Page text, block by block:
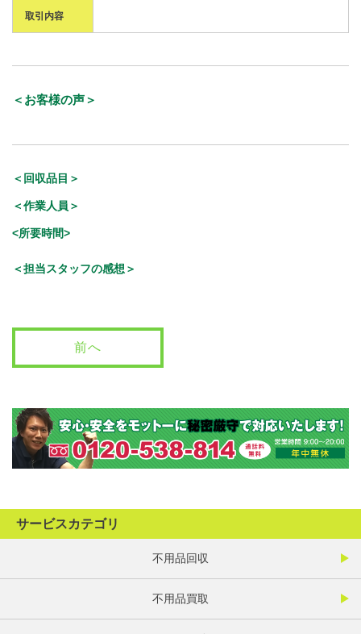
取引内容
＜お客様の声＞
＜回収品目＞
＜作業人員＞
<所要時間>
＜担当スタッフの感想＞
前へ
サービスカテゴリ
不用品回収
不用品買取